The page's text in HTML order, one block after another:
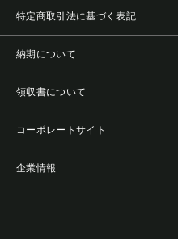
特定商取引法に基づく表記
納期について
領収書について
コーポレートサイト
企業情報